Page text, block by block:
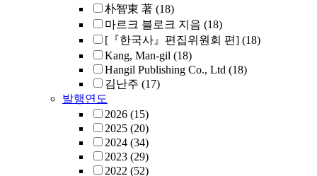
朴智東 著 (18)
마르크 블로크 지음 (18)
[『한국사』편집위원회 편] (18)
Kang, Man-gil (18)
Hangil Publishing Co., Ltd (18)
김난주 (17)
발행연도
2026 (15)
2025 (20)
2024 (34)
2023 (29)
2022 (52)